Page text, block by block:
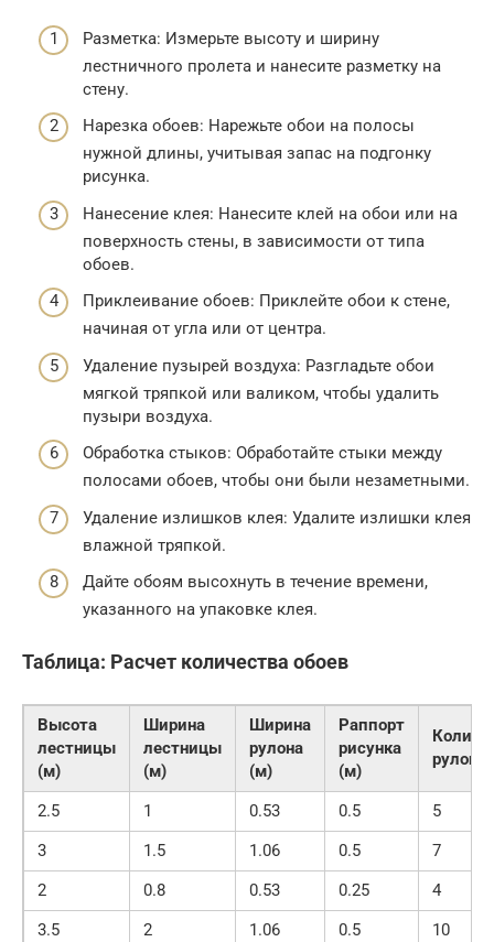
Разметка: Измерьте высоту и ширину
лестничного пролета и нанесите разметку на
стену.
Нарезка обоев: Нарежьте обои на полосы
нужной длины, учитывая запас на подгонку
рисунка.
Нанесение клея: Нанесите клей на обои или на
поверхность стены, в зависимости от типа
обоев.
Приклеивание обоев: Приклейте обои к стене,
начиная от угла или от центра.
Удаление пузырей воздуха: Разгладьте обои
мягкой тряпкой или валиком, чтобы удалить
пузыри воздуха.
Обработка стыков: Обработайте стыки между
полосами обоев, чтобы они были незаметными.
Удаление излишков клея: Удалите излишки клея
влажной тряпкой.
Дайте обоям высохнуть в течение времени,
указанного на упаковке клея.
Таблица: Расчет количества обоев
Высота
лестницы
(м)
Ширина
лестницы
(м)
Ширина
рулона
(м)
Раппорт
рисунка
(м)
рулонов
2.5 1 0.53 0.5
5
3
1.5 1.06 0.5
7
2
0.8 0.53 0.25
4
3.5
2 1.06 0.5 10